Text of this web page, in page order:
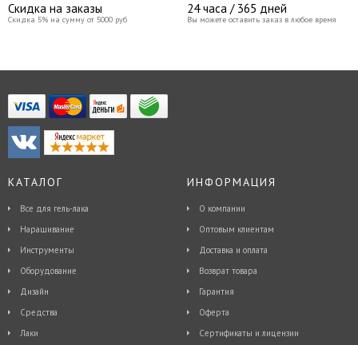
Скидка на заказы
Скидка 5% на сумму от 5000 руб
24 часа / 365 дней
Вы можете оставить заказ в любое время
КАТАЛОГ
Все для гель-лака
Наращивание
Инструменты
Оборудование
Дизайн
Средства
Лаки
ИНФОРМАЦИЯ
О компании
Оптовым клиентам
Доставка и оплата
Возврат товара
Гарантия
Оферта
Сертификаты и лицензии